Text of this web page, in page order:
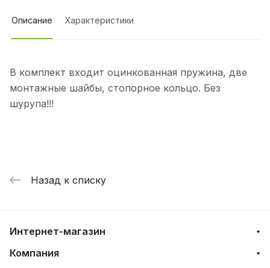
Описание Характеристики
В комплект входит оцинкованная пружина, две
монтажные шайбы, стопорное кольцо. Без
шурупа!!!
Назад к списку
Интернет-магазин
Компания